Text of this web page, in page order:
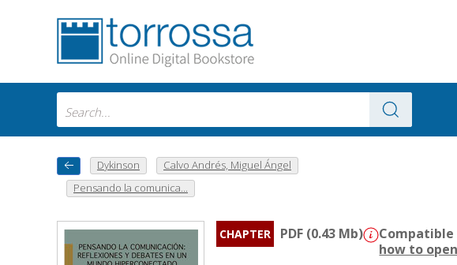
Dykinson
Calvo Andrés, Miguel Ángel
Pensando la comunica...
CHAPTER PDF (0.43 Mb)
how to